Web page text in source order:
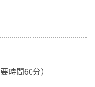
時間60分）